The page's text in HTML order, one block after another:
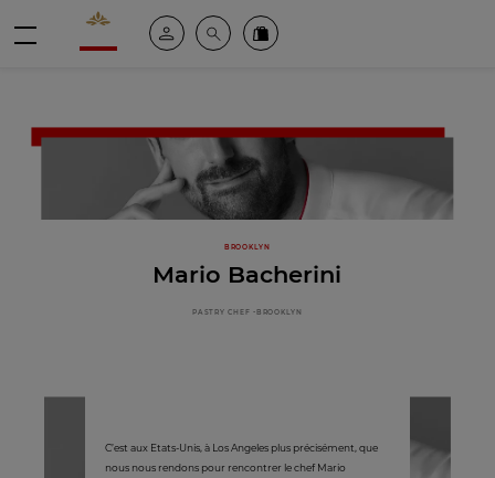
Valrhona - Imaginons le meilleur du chocolat
Espace clientRechercheCommandez en ligne
BROOKLYN
Mario Bacherini
PASTRY CHEF -BROOKLYN
C’est aux Etats-Unis, à Los Angeles plus précisément, que
nous nous rendons pour rencontrer le chef Mario